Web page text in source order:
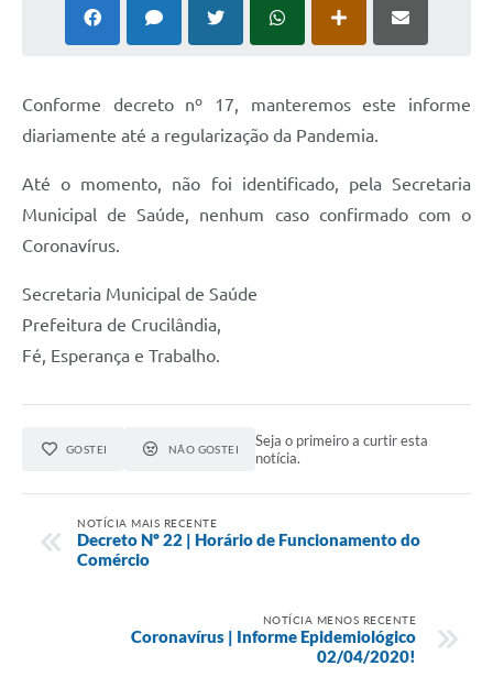
Conforme decreto nº 17, manteremos este informe
diariamente até a regularização da Pandemia.
Até o momento, não foi identificado, pela Secretaria
Municipal de Saúde, nenhum caso confirmado com o
Coronavírus.
Secretaria Municipal de Saúde
Prefeitura de Crucilândia,
Fé, Esperança e Trabalho.
GOSTEI NÃO GOSTEI
Seja o primeiro a curtir esta
notícia.
NOTÍCIA MAIS RECENTE
Decreto Nº 22 | Horário de Funcionamento do
Comércio
NOTÍCIA MENOS RECENTE
Coronavírus | Informe Epidemiológico
02/04/2020!